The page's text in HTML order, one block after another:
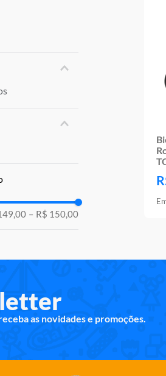
– R$ 150,00
as novidades e promoções.